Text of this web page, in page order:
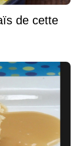
de cette